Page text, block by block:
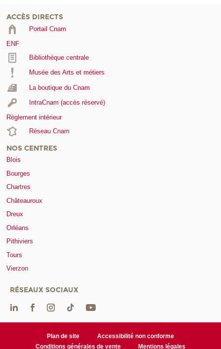
ACCÈS DIRECTS
Portail Cnam
ENF
Bibliothèque centrale
Musée des Arts et métiers
La boutique du Cnam
IntraCnam (accès réservé)
Règlement intérieur
Réseau Cnam
NOS CENTRES
Blois
Bourges
Chartres
Châteauroux
Dreux
Orléans
Pithiviers
Tours
Vierzon
RÉSEAUX SOCIAUX
Plan de site
Accessibilité non conforme
Conditions générales de vente
Mentions légales